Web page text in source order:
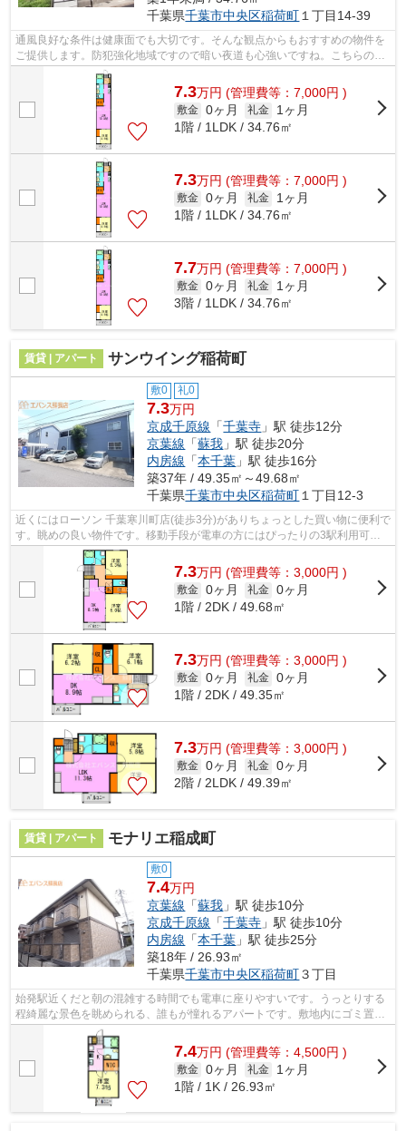
千葉県千葉市中央区稲荷町 １丁目14-39
通風良好な条件は健康面でも大切です。そんな観点からもおすすめの物件を
ご提供します。防犯強化地域ですので暗い夜道も心強いですね。こちらの物
件はアパートです。「セミカ蘇我」の...
7.3万円 (管理費等：7,000円 )
敷金 0ヶ月 礼金
1ヶ月
1階 / 1LDK / 34.76㎡
7.3万円 (管理費等：7,000円 )
敷金 0ヶ月 礼金
1ヶ月
1階 / 1LDK / 34.76㎡
7.7万円 (管理費等：7,000円 )
敷金 0ヶ月 礼金
1ヶ月
3階 / 1LDK / 34.76㎡
賃貸 | アパート サンウイング稲荷町
敷0 礼0
7.3万円
京成千原線 「千葉寺 」駅 徒歩12分
京葉線 「蘇我 」駅 徒歩20分
内房線 「本千葉 」駅 徒歩16分
築37年 / 49.35㎡～49.68㎡
千葉県千葉市中央区稲荷町 １丁目12-3
近くにはローソン 千葉寒川町店(徒歩3分)がありちょっとした買い物に便利で
す。眺めの良い物件です。移動手段が電車の方にはぴったりの3駅利用可能
な物件です。気になるイチオシ物件情...
7.3万円 (管理費等：3,000円 )
敷金 0ヶ月 礼金 0ヶ月
1階 / 2DK / 49.68㎡
7.3万円 (管理費等：3,000円 )
敷金 0ヶ月 礼金 0ヶ月
1階 / 2DK / 49.35㎡
7.3万円 (管理費等：3,000円 )
敷金 0ヶ月 礼金 0ヶ月
2階 / 2LDK / 49.39㎡
賃貸 | アパート モナリエ稲成町
敷0
7.4万円
京葉線 「蘇我 」駅 徒歩10分
京成千原線 「千葉寺 」駅 徒歩10分
内房線 「本千葉 」駅 徒歩25分
築18年 / 26.93㎡
千葉県千葉市中央区稲荷町３丁目
始発駅近くだと朝の混雑する時間でも電車に座りやすいです。うっとりする
程綺麗な景色を眺められる、誰もが憧れるアパートです。敷地内にゴミ置き
場を備えているので敷地外に出る必要...
7.4万円 (管理費等：4,500円 )
敷金 0ヶ月 礼金
1ヶ月
1階 / 1K / 26.93㎡